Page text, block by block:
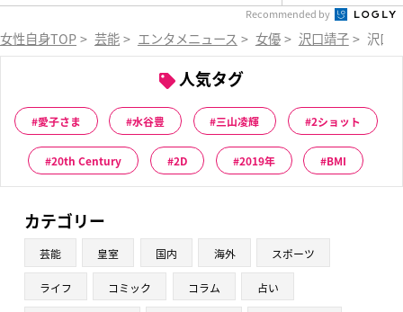
Recommended by
女性自身TOP > 芸能 > エンタメニュース > 女優 > 沢口靖子 > 沢口
人気タグ
愛子さま 水谷豊 三山凌輝 2ショット
20th Century 2D 2019年 BMI
カテゴリー
芸能 皇室 国内 海外 スポーツ
ライフ コミック コラム 占い